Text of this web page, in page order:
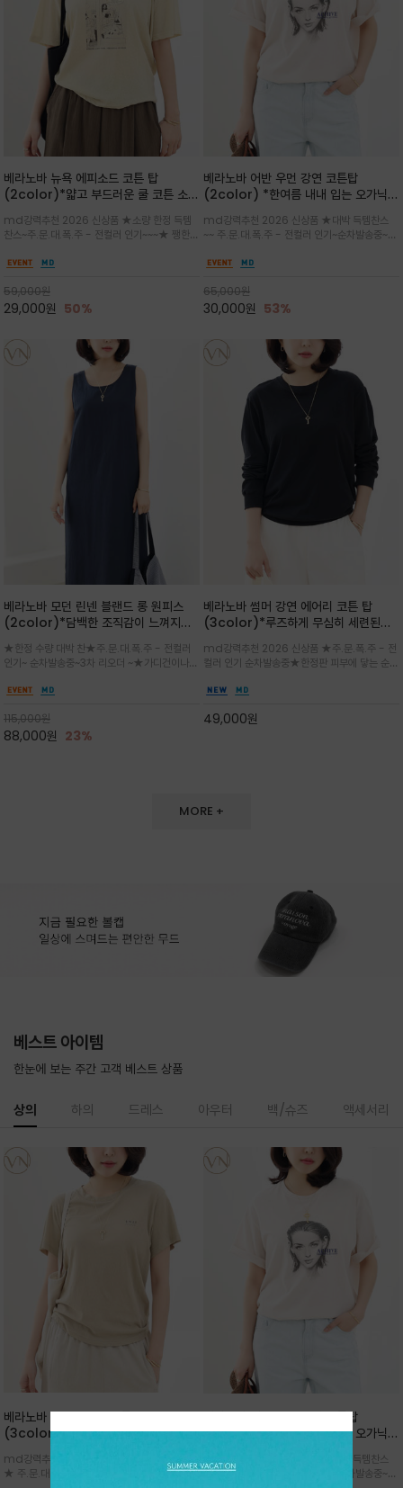
베라노바 뉴욕 에피소드 코튼 탑
(2color)*얇고 부드러운 쿨 코튼 소재
고 자연스러운 멋이 있는 핏으로 여름내
내 편하고 감각적으로 입으세요
md강력추천 2026 신상품 ★소량 한정 득템
찬스~주.문.대.폭.주 - 전컬러 인기~~~★ 쨍한듯
내추럴한 컬러감이 매력적인 티셔츠/여유로운
59,000원
29,000원 50%
베라노바 어반 우먼 강연 코튼탑
(2color) *한여름 내내 입는 오가닉
워크 (Line Work) & 스케치/감각적
인 아트워크 프린트가 시선을 끄는 루즈
핏 강연티셔츠
md강력추천 2026 신상품 ★대박 득템찬스
~~ 주.문.대.폭.주 - 전컬러 인기~순차발송중~★
한 착용감을 선사하며, 자연스럽게 떨어지는 실루
으로도 포인트가 되며, 데일리 활
65,000원
30,000원 53%
베라노바 모던 린넨 블랜드 롱 원피스
(2color)*담백한 조직감이 느껴지는
롱 원피스
★한정 수량 대박 찬★주.문.대.폭.주 - 전컬러
인기~ 순차발송중~3차 리오더 ~★가디건이나
도 손색이 없고,리조트룩까지 만능/답답하지 않
버하면서도 여리여리한 무
115,000원
88,000원 23%
베라노바 썸머 강연 에어리 코튼 탑
(3color)*루즈하게 무심히 세련된핏/
품은 시원함: 우수한 통기성
md강력추천 2026 신상품 ★주.문.폭.주 - 전
컬러 인기 순차발송중★한정판 피부에 닿는 순간
한 터치감~★여름에 오히려 이런티을 입으셔야
을 즐기실수 있습니다^^
49,000원
MORE +
베스트 아이템
한눈에 보는 주간 고객 베스트 상품
베라노바 심플 VN13 코튼탑
(3color)*썸머 바이오 강연/ 스판 너
더더기 없이 깔끔한 무드가 매력적인
VN13 코튼 티셔츠
md강력추천 2026 신상품 ★한정 대박 세일
★ 주.문.대.폭.주 - 전컬러 인기~순차발송중
베라노바 어반 우먼 강연 코튼탑
(2color) *한여름 내내 입는 오가닉
워크 (Line Work) & 스케치/감각적
인 아트워크 프린트가 시선을 끄는 루즈
md강력추천 2026 신상품 ★대박 득템찬스
~~ 주.문.대.폭.주 - 전컬러 인기~순차발송중~★
상의 하의 드레스 아우터 백/슈즈 액세서리